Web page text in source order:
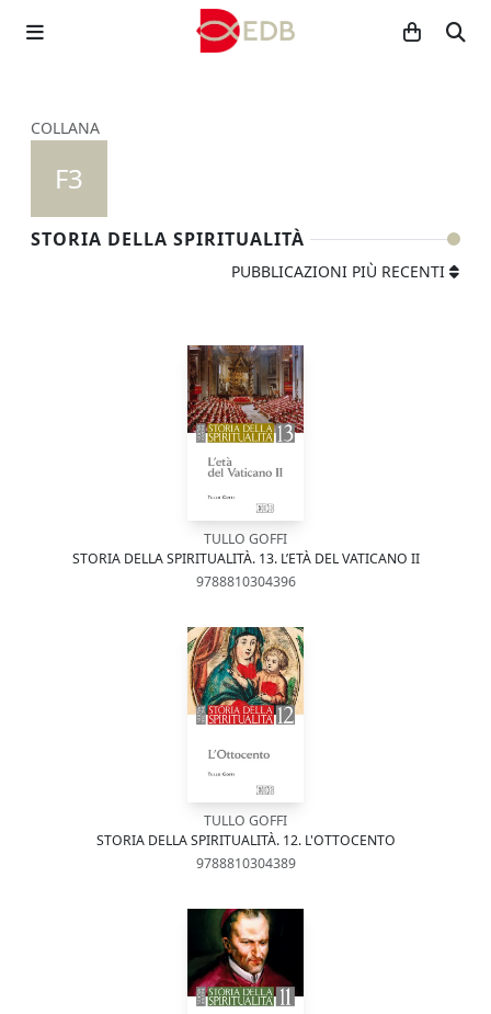
COLLANA
F3
STORIA DELLA SPIRITUALITÀ
PUBBLICAZIONI PIÙ RECENTI
TULLO GOFFI
STORIA DELLA SPIRITUALITÀ. 13. L’ETÀ DEL VATICANO II
9788810304396
TULLO GOFFI
STORIA DELLA SPIRITUALITÀ. 12. L'OTTOCENTO
9788810304389